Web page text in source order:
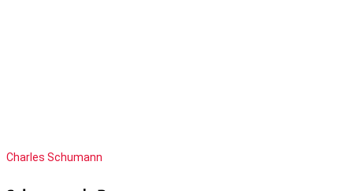
Charles Schumann